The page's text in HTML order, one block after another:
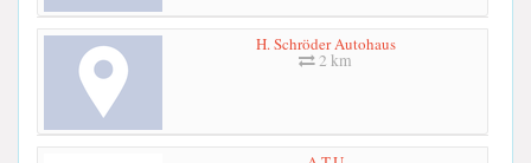
H. Schröder Autohaus
2 km